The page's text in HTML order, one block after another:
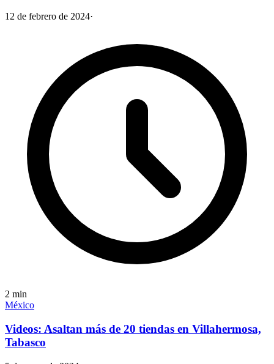
12 de febrero de 2024·
2 min
México
Videos: Asaltan más de 20 tiendas en Villahermosa,
Tabasco